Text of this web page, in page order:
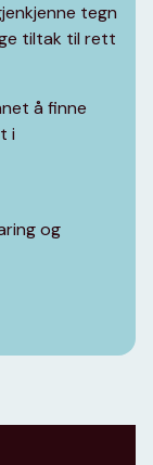
tegn
tiltak til rett
å finne
i
og